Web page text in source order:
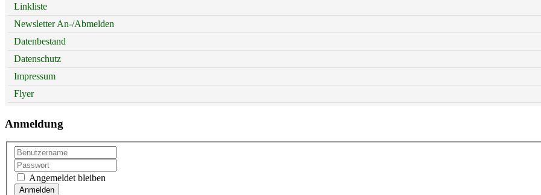
Linkliste
Newsletter An-/Abmelden
Datenbestand
Datenschutz
Impressum
Flyer
Anmeldung
Angemeldet bleiben